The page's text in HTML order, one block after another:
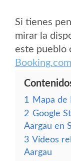
Si tienes
mirar la
este pueblo
Booking.com
1
Mapa de
2 Google
Aargau en
3 Vídeos
Aargau